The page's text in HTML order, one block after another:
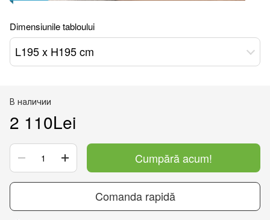
Dimensiunile tabloului
L195 x H195 cm
В наличии
2 110Lei
Cumpără acum!
Comanda rapidă